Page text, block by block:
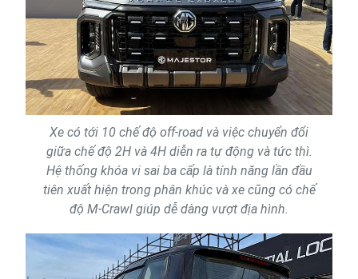
Xe có tới 10 chế độ off-road và việc chuyển đổi
giữa chế độ 2H và 4H diễn ra tự động và tức thì.
Hệ thống khóa vi sai ba cấp là tính năng lần đầu
tiên xuất hiện trong phân khúc và xe cũng có chế
độ M-Crawl giúp dễ dàng vượt địa hình.